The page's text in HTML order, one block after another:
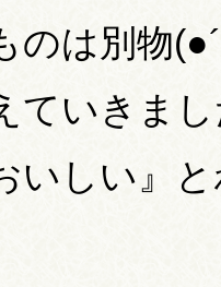
のは別物
ていきま
いしい』